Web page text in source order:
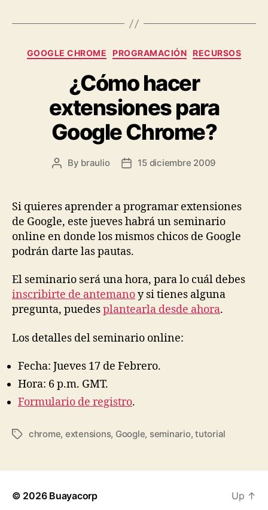
Categories
GOOGLE CHROME PROGRAMACIÓN RECURSOS
¿Cómo hacer
extensiones para
Google Chrome?
Post
By braulio
Post15 diciembre 2009
Si quieres aprender a programar extensiones
de Google, este jueves habrá un seminario
online en donde los mismos chicos de Google
podrán darte las pautas.
El seminario será una hora, para lo cuál debes
inscribirte de antemanoy si tienes alguna
pregunta, puedesplantearla desde ahora.
Los detalles del seminario online:
Fecha: Jueves 17 de Febrero.
Hora: 6 p.m. GMT.
Formulario de registro.
Tagschrome, extensions, Google, seminario,tutorial
© 2026 Buayacorp Up ↑